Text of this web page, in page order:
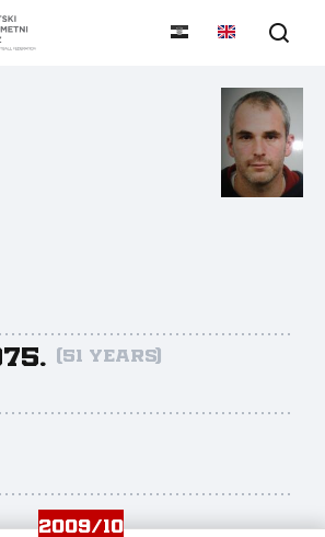
(51 years)
2009/10